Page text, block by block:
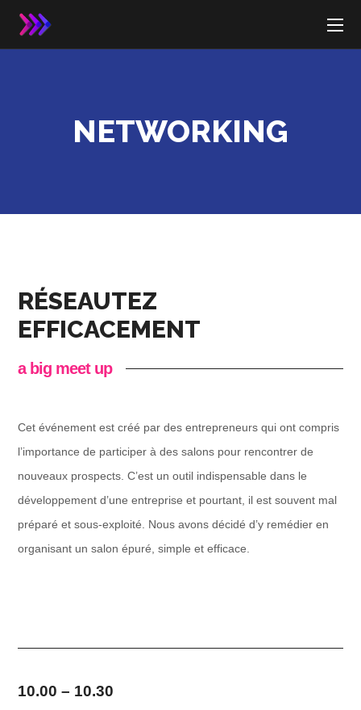
NETWORKING
a big meet up
RÉSEAUTEZ
EFFICACEMENT
Cet événement est créé par des entrepreneurs qui ont compris
l’importance de participer à des salons pour rencontrer de
nouveaux prospects. C’est un outil indispensable dans le
développement d’une entreprise et pourtant, il est souvent mal
préparé et sous-exploité. Nous avons décidé d’y remédier en
organisant un salon épuré, simple et efficace.
10.00 – 10.30